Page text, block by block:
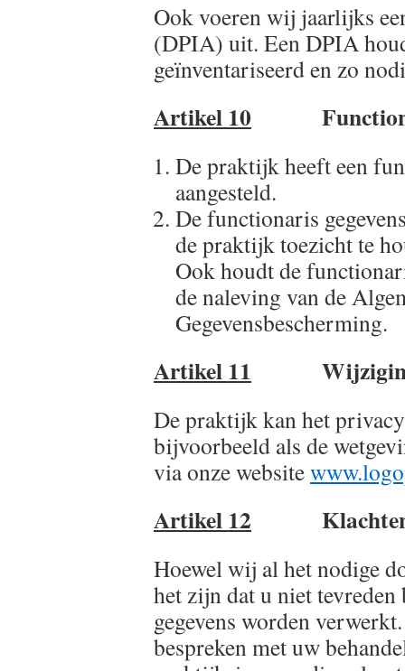
Ook voeren wij jaarlijks
(DPIA) uit. Een DPIA
geïnventariseerd en zo
Artikel 10
De praktijk heeft een
aangesteld.
De functionaris
de praktijk toezicht te
Ook houdt de
de naleving van de
Gegevensbescherming.
Artikel 11
De praktijk kan het
bijvoorbeeld als de
via onze website
Artikel 12
Hoewel wij al het nodige
het zijn dat u niet
gegevens worden
bespreken met uw